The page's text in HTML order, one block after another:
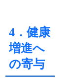
4．健康
増進へ
の寄与